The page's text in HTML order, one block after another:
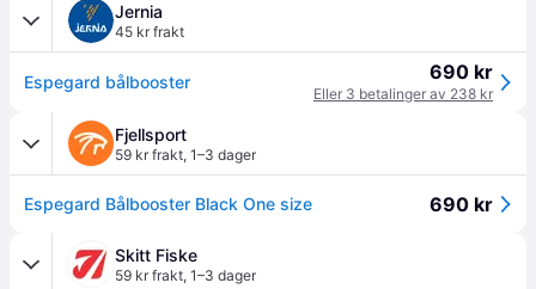
Jernia
45 kr frakt
Espegard bålbooster 690 kr
Eller 3 betalinger av 238 kr
Fjellsport
59 kr frakt, 1–3 dager
Espegard Bålbooster Black One size 690 kr
Skitt Fiske
59 kr frakt, 1–3 dager